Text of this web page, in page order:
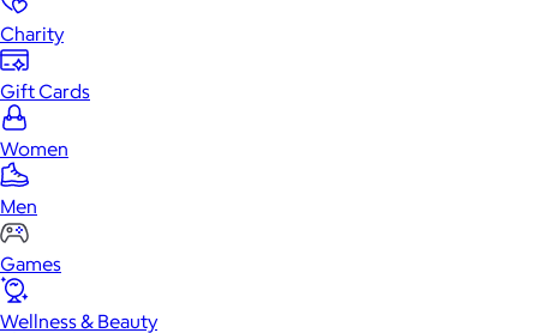
Charity
Gift Cards
Women
Men
Games
Wellness & Beauty